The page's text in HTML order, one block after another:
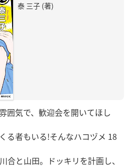
泰 三子 (著)
囲気で、歓迎会を開いてほし
る者もいる!そんなハコヅメ 18
合と山田。ドッキリを計画し、